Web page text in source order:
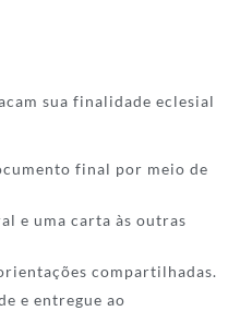
sua finalidade eclesial
final por meio de
e uma carta às outras
compartilhadas.
e entregue ao